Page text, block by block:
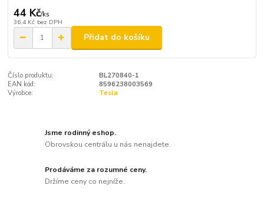
44 Kč/ks
36,4 Kč bez DPH
Přidat do košíku
Číslo produktu:
BL270840-1
EAN kód:
8596238003569
Výrobce:
Tesla
Jsme rodinný eshop.
Obrovskou centrálu u nás nenajdete.
Prodáváme za rozumné ceny.
Držíme ceny co nejníže.